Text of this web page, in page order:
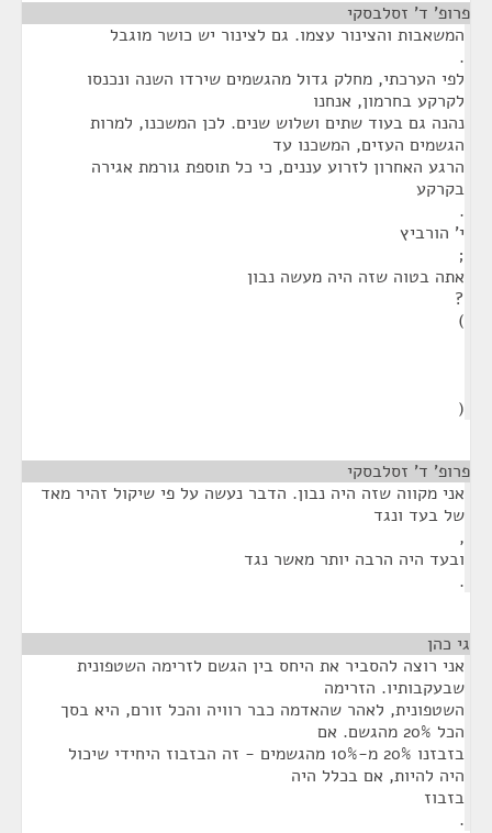
פרופ' ד' זסלבסקי
המשאבות והצינור עצמו. גם לצינור יש כושר מוגבל
.
לפי הערכתי, מחלק גדול מהגשמים שירדו השנה ונכנסו
לקרקע בחרמון, אנחנו
נהנה גם בעוד שתים ושלוש שנים. לכן המשכנו, למרות
הגשמים העזים, המשכנו עד
הרגע האחרון לזרוע עננים, כי כל תוספת גורמת אגירה
בקרקע
.
י' הורביץ
;
אתה בטוה שזה היה מעשה נבון
?
)
(
פרופ' ד' זסלבסקי
אני מקווה שזה היה נבון. הדבר נעשה על פי שיקול זהיר מאד
של בעד ונגד
,
ובעד היה הרבה יותר מאשר נגד
.
גי כהן
אני רוצה להסביר את היחס בין הגשם לזרימה השטפונית
שבעקבותיו. הזרימה
השטפונית, לאהר שהאדמה כבר רוויה והכל זורם, היא בסך
הכל 20% מהגשם. אם
בזבזנו 20% מ-10% מהגשמים - זה הבזבוז היחידי שיכול
היה להיות, אם בכלל היה
בזבוז
.